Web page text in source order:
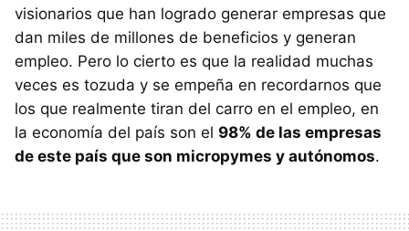
visionarios que han logrado generar empresas que
dan miles de millones de beneficios y generan
empleo. Pero lo cierto es que la realidad muchas
veces es tozuda y se empeña en recordarnos que
los que realmente tiran del carro en el empleo, en
la economía del país son el 98% de las empresas
de este país que son micropymes y autónomos.